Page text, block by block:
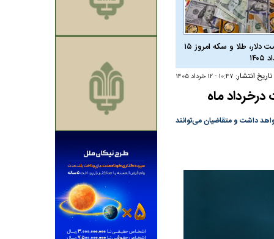
قیمت دلار، طلا و سکه امروز ۱۵
تاریخ انتشار: ۱۰:۴۷ - ۱۲ خرداد ۱۴۰۵
ماه
از روز دوشنبه ۱۱ خردادماه آغاز و تا پایان روز چهارشنبه ۱۳ خردادماه ۱۴۰۵ ادامه خواهد داشت و متقاضیان می‌توانند
چرا رویای آمریکایی سرنگونی رژیم و
نابودی محور مقاومت تعبیر نشد؟ | پشت
پرده تجارت پهپاد‌ ۱۵۰۰ دلاری که
واشنگتن را زمین زد